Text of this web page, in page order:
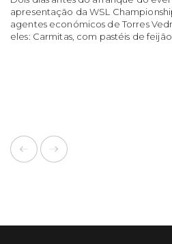
apresentação da WSL
agentes económicos de Torres
eles: Carmitas, com pastéis de